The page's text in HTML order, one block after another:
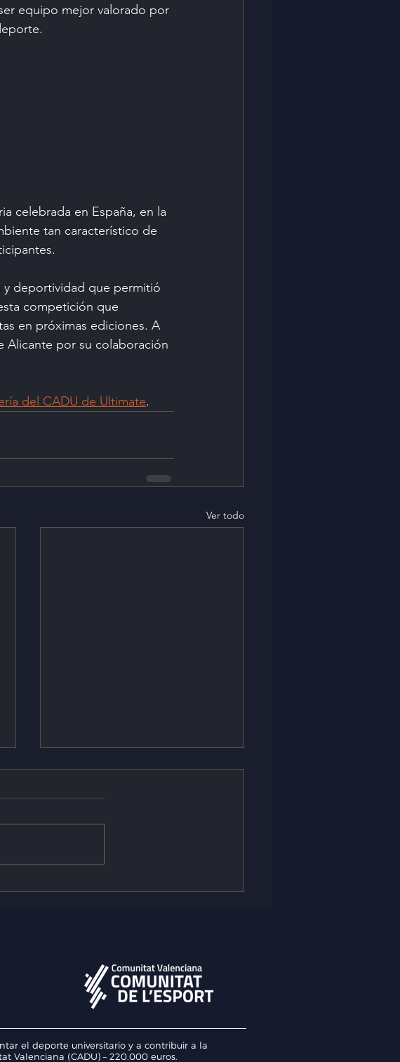
equipo mejor valorado por
celebrada en España, en la
tan característico de
y deportividad que permitió
competición que
en próximas ediciones. A
Alicante por su colaboración
del CADU de Ultimate.
Ver todo
el deporte universitario y a contribuir a la
Valenciana (CADU) – 220.000 euros.